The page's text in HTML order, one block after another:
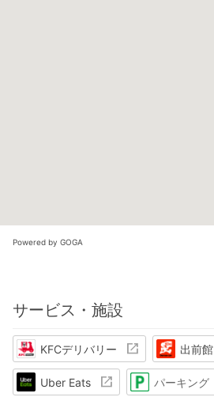
Powered by GOGA
サービス・施設
KFCデリバリー 出前館
Uber Eats パーキング